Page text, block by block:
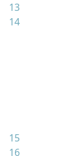
13
14
15
16